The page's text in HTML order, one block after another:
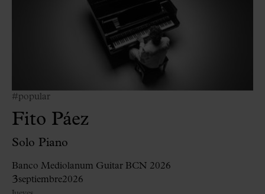
#popular
Fito Páez
Solo Piano
Banco Mediolanum Guitar BCN 2026
3septiembre2026